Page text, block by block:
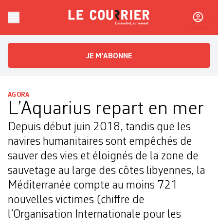
Le CourrierL'essentiel, autrement
JE M'ABONNE
AGORA
L’Aquarius repart en mer
Depuis début juin 2018, tandis que les
navires humanitaires sont empêchés de
sauver des vies et éloignés de la zone de
sauvetage au large des côtes libyennes, la
Méditerranée compte au moins 721
nouvelles victimes (chiffre de
l’Organisation Internationale pour les